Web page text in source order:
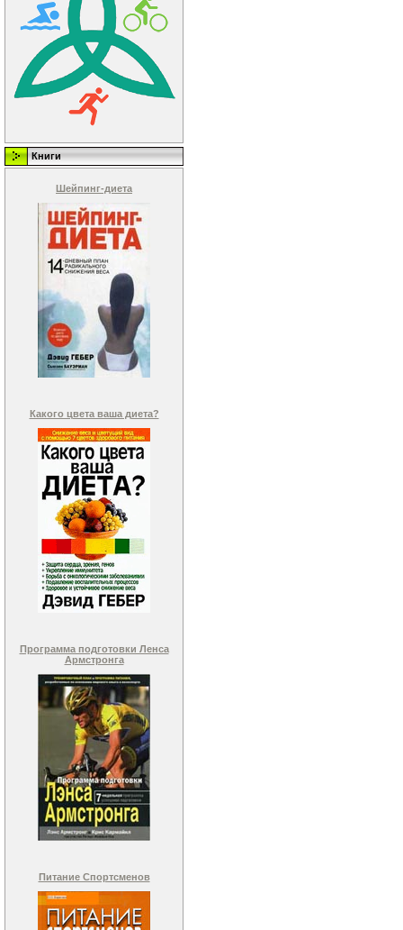
Книги
Шейпинг-диета
Какого цвета ваша диета?
Программа подготовки Ленса
Армстронга
Питание Спортсменов